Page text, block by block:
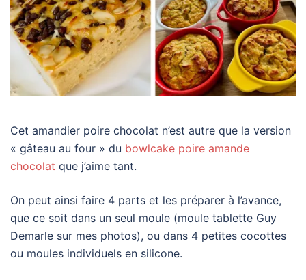
Cet amandier poire chocolat n’est autre que la version
« gâteau au four » du bowlcake poire amande
chocolat que j’aime tant.
On peut ainsi faire 4 parts et les préparer à l’avance,
que ce soit dans un seul moule (moule tablette Guy
Demarle sur mes photos), ou dans 4 petites cocottes
ou moules individuels en silicone.